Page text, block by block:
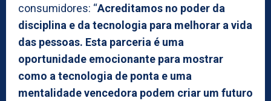
consumidores: “Acreditamos no poder da
disciplina e da tecnologia para melhorar a vida
das pessoas. Esta parceria é uma
oportunidade emocionante para mostrar
como a tecnologia de ponta e uma
mentalidade vencedora podem criar um futuro